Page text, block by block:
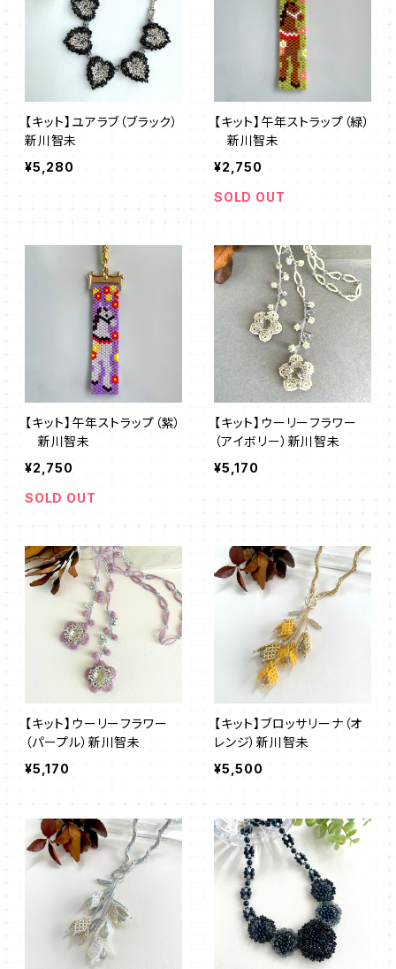
【キット】ユアラブ（ブラック）
新川智未
¥5,280
【キット】午年ストラップ（緑）
新川智未
¥2,750
SOLD OUT
【キット】午年ストラップ（紫）
新川智未
¥2,750
SOLD OUT
【キット】ウーリーフラワー
（アイボリー）新川智未
¥5,170
【キット】ウーリーフラワー
（パープル）新川智未
¥5,170
【キット】ブロッサリーナ（オ
レンジ）新川智未
¥5,500